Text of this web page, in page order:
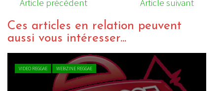
Article précédent Article suivant
Ces articles en relation peuvent
aussi vous intéresser...
VIDEO REGGAE WEBZINE REGGAE